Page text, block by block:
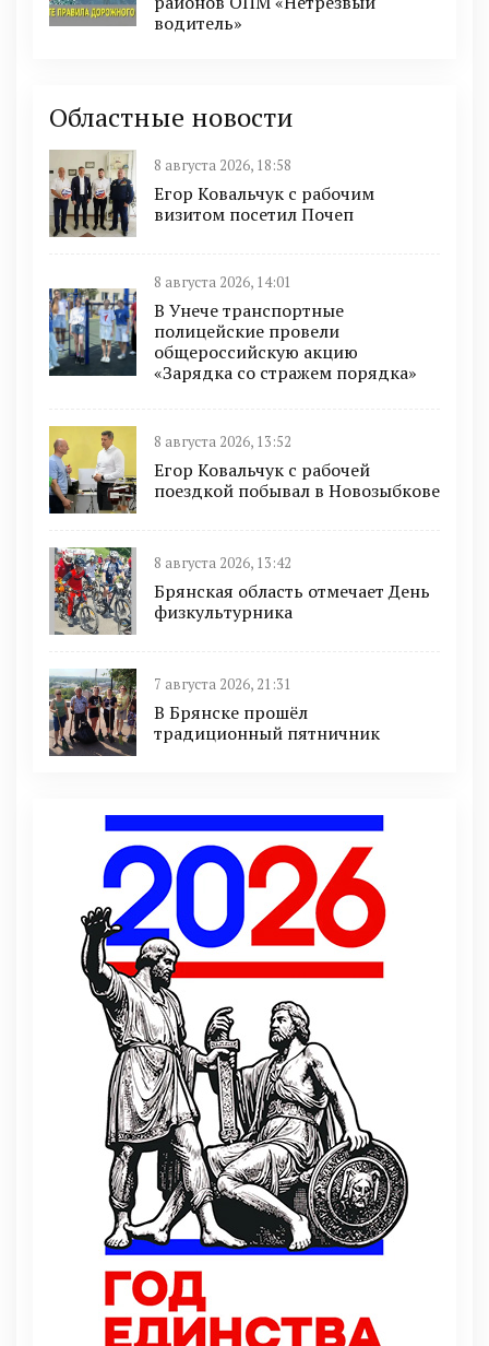
водитель»
Областные новости
8 августа 2026, 18:58
Егор Ковальчук с рабочим
визитом посетил Почеп
8 августа 2026, 14:01
В Унече транспортные
полицейские провели
общероссийскую акцию
«Зарядка со стражем порядка»
8 августа 2026, 13:52
Егор Ковальчук с рабочей
поездкой побывал в Новозыбкове
8 августа 2026, 13:42
Брянская область отмечает День
физкультурника
7 августа 2026, 21:31
В Брянске прошёл
традиционный пятничник